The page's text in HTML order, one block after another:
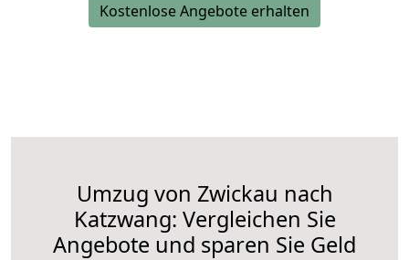
Kostenlose Angebote erhalten
Umzug von Zwickau nach
Katzwang: Vergleichen Sie
Angebote und sparen Sie Geld